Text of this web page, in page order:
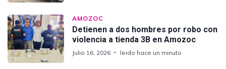
AMOZOC
Detienen a dos hombres por robo con
violencia a tienda 3B en Amozoc
Julio 16, 2026 leido hace un minuto